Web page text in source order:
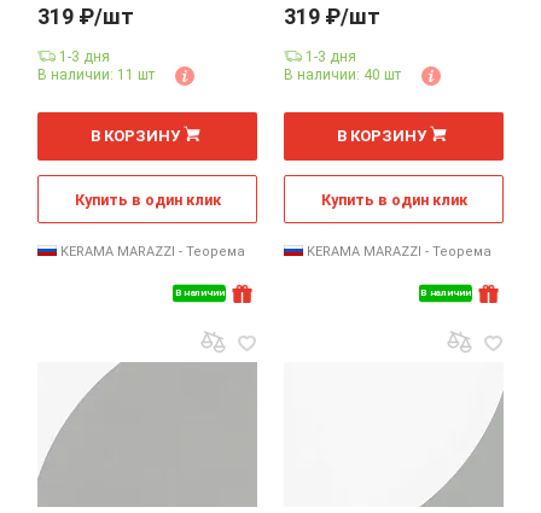
В наличии
319 ₽/шт
1-3 дня
В наличии: 11 шт
шт
В КОРЗИНУ
Купить в один клик
KERAMA MARAZZI - Теорема
В наличии
319 ₽/шт
1-3 дня
В наличии: 40 шт
шт
В КОРЗИНУ
Купить в один клик
KERAMA MARAZZI - Теорема